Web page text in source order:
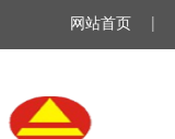
网站首页 |